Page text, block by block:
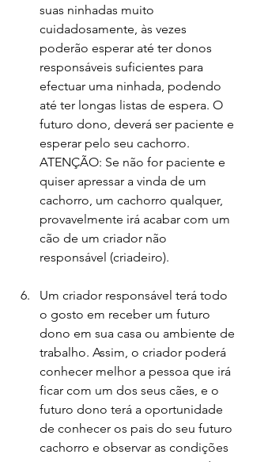
suas ninhadas muito
cuidadosamente, às vezes
poderão esperar até ter donos
responsáveis suficientes para
efectuar uma ninhada, podendo
até ter longas listas de espera. O
futuro dono, deverá ser paciente e
esperar pelo seu cachorro.
ATENÇÃO: Se não for paciente e
quiser apressar a vinda de um
cachorro, um cachorro qualquer,
provavelmente irá acabar com um
cão de um criador não
responsável (criadeiro).
Um criador responsável terá todo
o gosto em receber um futuro
dono em sua casa ou ambiente de
trabalho. Assim, o criador poderá
conhecer melhor a pessoa que irá
ficar com um dos seus cães, e o
futuro dono terá a oportunidade
de conhecer os pais do seu futuro
cachorro e observar as condições